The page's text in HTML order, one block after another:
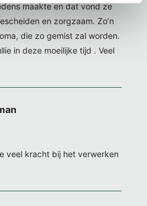
maakte en dat vond ze
en zorgzaam. Zo’n
die zo gemist zal worden.
in deze moeilijke tijd . Veel
veel kracht bij het verwerken